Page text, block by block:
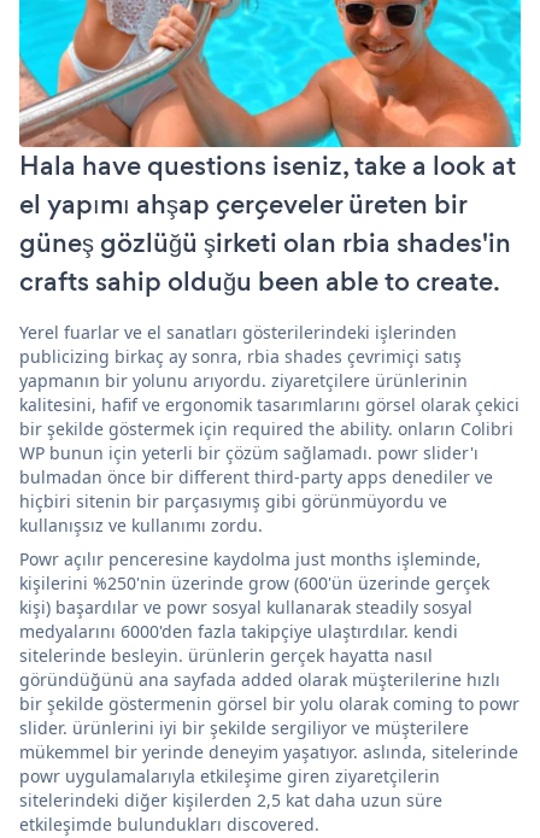
Hala have questions iseniz, take a look at
el yapımı ahşap çerçeveler üreten bir
güneş gözlüğü şirketi olan rbia shades'in
crafts sahip olduğu been able to create.
Yerel fuarlar ve el sanatları gösterilerindeki işlerinden
publicizing birkaç ay sonra, rbia shades çevrimiçi satış
yapmanın bir yolunu arıyordu. ziyaretçilere ürünlerinin
kalitesini, hafif ve ergonomik tasarımlarını görsel olarak çekici
bir şekilde göstermek için required the ability. onların Colibri
WP bunun için yeterli bir çözüm sağlamadı. powr slider'ı
bulmadan önce bir different third-party apps denediler ve
hiçbiri sitenin bir parçasıymış gibi görünmüyordu ve
kullanışsız ve kullanımı zordu.
Powr açılır penceresine kaydolma just months işleminde,
kişilerini %250'nin üzerinde grow (600'ün üzerinde gerçek
kişi) başardılar ve powr sosyal kullanarak steadily sosyal
medyalarını 6000'den fazla takipçiye ulaştırdılar. kendi
sitelerinde besleyin. ürünlerin gerçek hayatta nasıl
göründüğünü ana sayfada added olarak müşterilerine hızlı
bir şekilde göstermenin görsel bir yolu olarak coming to powr
slider. ürünlerini iyi bir şekilde sergiliyor ve müşterilere
mükemmel bir yerinde deneyim yaşatıyor. aslında, sitelerinde
powr uygulamalarıyla etkileşime giren ziyaretçilerin
sitelerindeki diğer kişilerden 2,5 kat daha uzun süre
etkileşimde bulundukları discovered.